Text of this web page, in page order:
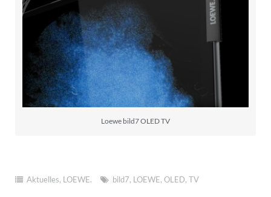
Loewe bild7 OLED TV
Aktuelles, LOEWE. bild7, LOEWE, OLED, TV